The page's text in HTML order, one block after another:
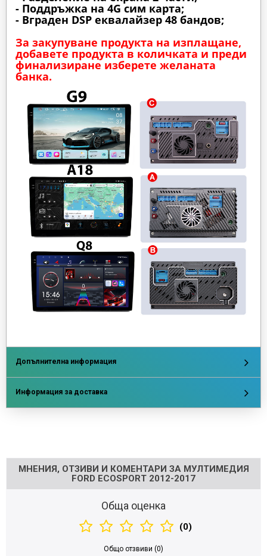
- Поддръжка на 4G сим карта;
- Вграден DSP еквалайзер 48 бандов;
За закупуване продукта на изплащане,
добавете продукта в количката и преди
финализиране изберете желаната
банка.
Допълнителна информация
Информация за доставка
МНЕНИЯ, ОТЗИВИ И КОМЕНТАРИ ЗА МУЛТИМЕДИЯ
FORD ECOSPORT 2012-2017
Обща оценка
(0)
Общо отзвиви (0)